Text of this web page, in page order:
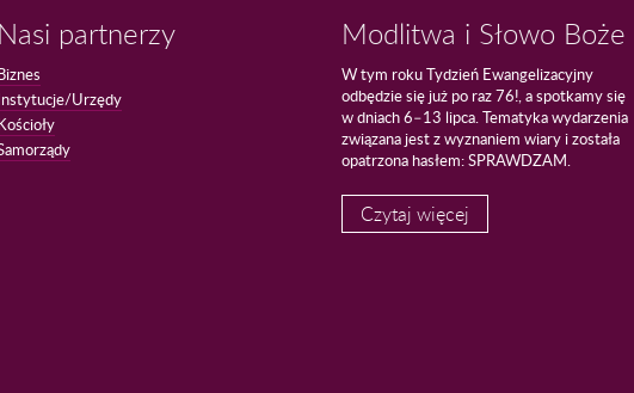
Nasi partnerzy
Urzędy
Modlitwa i Słowo Boże
W tym roku Tydzień Ewangelizacyjny
odbędzie się już po raz 76!, a spotkamy się
w dniach 6–13 lipca. Tematyka wydarzenia
związana jest z wyznaniem wiary i została
opatrzona hasłem: SPRAWDZAM.
Czytaj więcej